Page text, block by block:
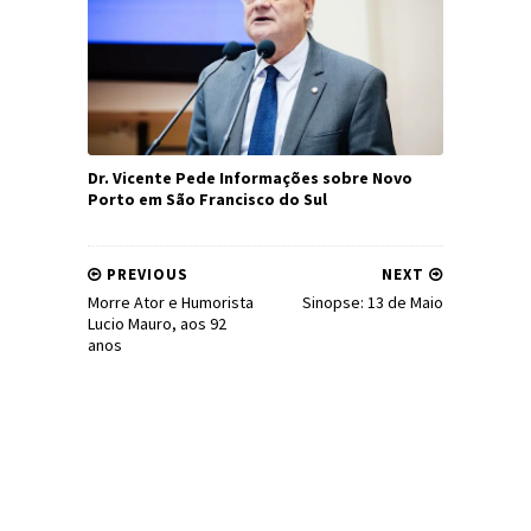
Dr. Vicente Pede Informações sobre Novo
Porto em São Francisco do Sul
NEXT
Sinopse: 13 de Maio
PREVIOUS
Morre Ator e Humorista
Lucio Mauro, aos 92
anos